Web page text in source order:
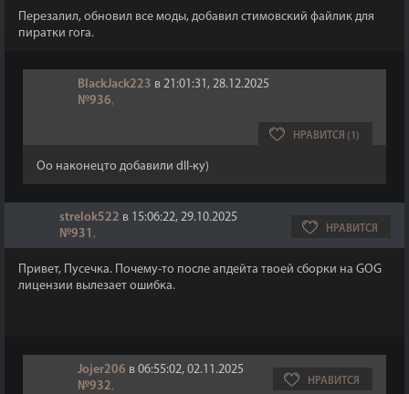
Перезалил, обновил все моды, добавил стимовский файлик для
пиратки гога.
BlackJack223 в 21:01:31, 28.12.2025
№936,
НРАВИТСЯ (1)
Оо наконецто добавили dll-ку)
strelok522 в 15:06:22, 29.10.2025
№931 , НРАВИТСЯ
Привет, Пусечка. Почему-то после апдейта твоей сборки на GOG
лицензии вылезает ошибка.
Jojer206 в 06:55:02, 02.11.2025
№932, НРАВИТСЯ